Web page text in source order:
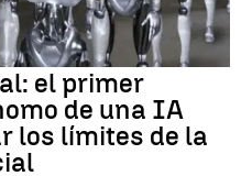
el primer
de una IA
los límites de la